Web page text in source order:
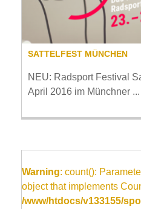
SATTELFEST MÜNCHEN
NEU: Radsport Festival
April 2016 im Münchner ...
Warning: count():
object that implements
/www/htdocs/v133155/